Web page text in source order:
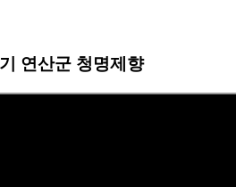
연산군 청명제향